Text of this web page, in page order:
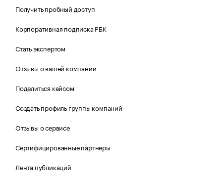
Получить пробный доступ
Корпоративная подписка РБК
Стать экспертом
Отзывы о вашей компании
Поделиться кейсом
Создать профиль группы компаний
Отзывы о сервисе
Сертифицированные партнеры
Лента публикаций